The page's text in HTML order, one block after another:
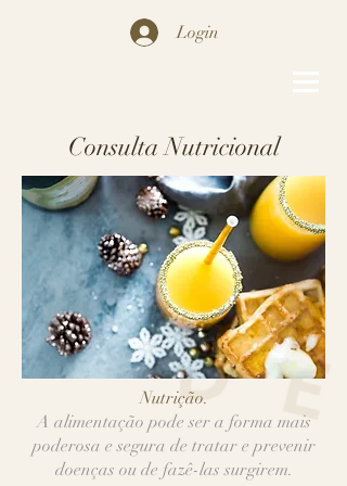
Login
Consulta Nutricional
Nutrição.
A alimentação pode ser a forma mais
poderosa e segura de tratar e prevenir
doenças ou de fazê-las surgirem.